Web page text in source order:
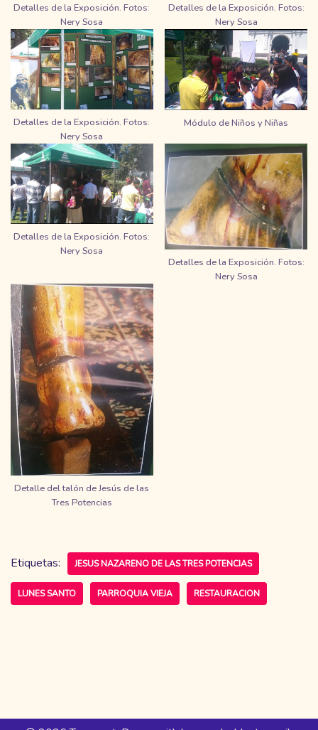
Detalles de la Exposición. Fotos:
Nery Sosa
Detalles de la Exposición. Fotos:
Nery Sosa
Detalles de la Exposición. Fotos:
Nery Sosa
Módulo de Niños y Niñas
Detalles de la Exposición. Fotos:
Nery Sosa
Detalles de la Exposición. Fotos:
Nery Sosa
Detalle del talón de Jesús de las
Tres Potencias
Etiquetas: JESUS NAZARENO DE LAS TRES POTENCIAS
LUNES SANTO PARROQUIA VIEJA RESTAURACION